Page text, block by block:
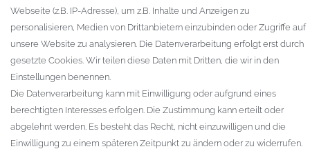
Warenkorb
Zur Kasse
Gewerbekunden
KAUFVERTRAG WIDERRUFEN
UNTERNEHMEN
Kontakt
Datenschutzerklärung
Webseite (z.B. IP-Adresse), um z.B. Inhalte und Anzeigen zu
personalisieren, Medien von Drittanbietern einzubinden oder Zugriffe auf
unsere Website zu analysieren. Die Datenverarbeitung erfolgt erst durch
gesetzte Cookies. Wir teilen diese Daten mit Dritten, die wir in den
Einstellungen benennen.
Die Datenverarbeitung kann mit Einwilligung oder aufgrund eines
berechtigten Interesses erfolgen. Die Zustimmung kann erteilt oder
abgelehnt werden. Es besteht das Recht, nicht einzuwilligen und die
Einwilligung zu einem späteren Zeitpunkt zu ändern oder zu widerrufen.